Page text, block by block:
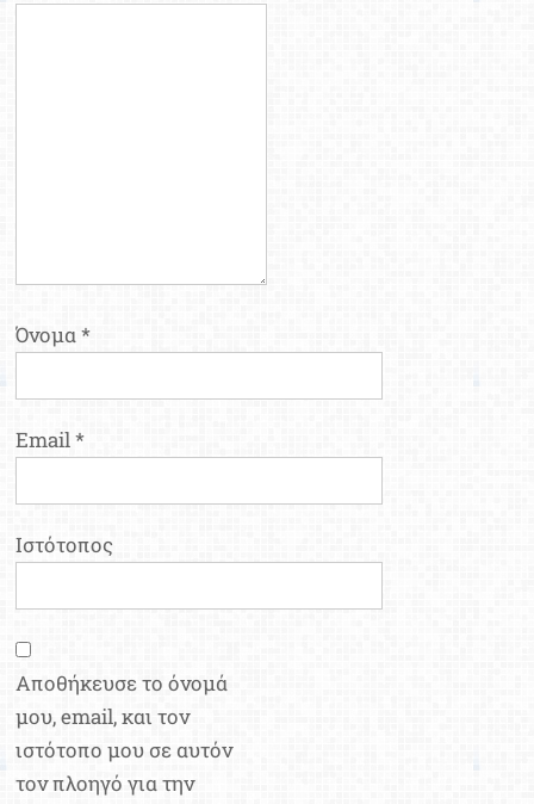
Όνομα*
Email*
Ιστότοπος
Αποθήκευσε το όνομά
μου, email, και τον
ιστότοπο μου σε αυτόν
τον πλοηγό για την